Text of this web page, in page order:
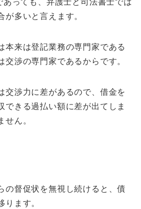
が多いと言えます。
本来は登記業務の専門家である
交渉の専門家であるからです。
交渉力に差があるので、借金を
できる過払い額に差が出てしま
せん。
の督促状を無視し続けると、債
ります。